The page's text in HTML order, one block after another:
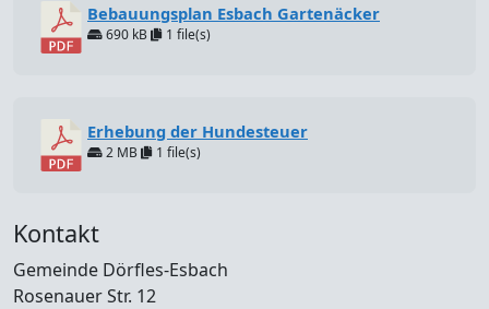
Bebauungsplan Esbach Gartenäcker
690 kB 1 file(s)
Erhebung der Hundesteuer
2 MB 1 file(s)
Kontakt
Gemeinde Dörfles-Esbach
Rosenauer Str. 12